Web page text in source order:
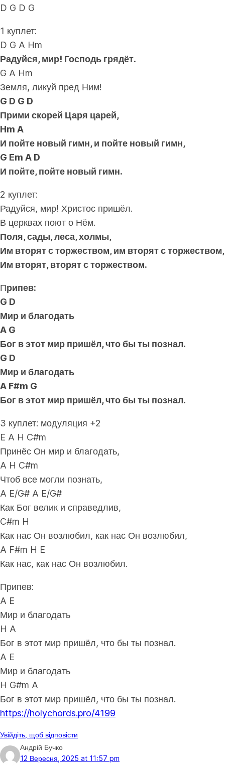
D G D G
1 куплет:
D G A Hm
Радуйся, мир! Господь грядёт.
G A Hm
Земля, ликуй пред Ним!
G D G D
Прими скорей Царя царей,
Hm A
И пойте новый гимн, и пойте новый гимн,
G Em A D
И пойте, пойте новый гимн.
2 куплет:
Радуйся, мир! Христос пришёл.
В церквах поют о Нём.
Поля, сады, леса, холмы,
Им вторят с торжеством, им вторят с торжеством,
Им вторят, вторят с торжеством.
Припев:
G D
Мир и благодать
A G
Бог в этот мир пришёл, что бы ты познал.
G D
Мир и благодать
A F#m G
Бог в этот мир пришёл, что бы ты познал.
3 куплет: модуляция +2
E A H C#m
Принёс Он мир и благодать,
A H C#m
Чтоб все могли познать,
A E/G# A E/G#
Как Бог велик и справедлив,
C#m H
Как нас Он возлюбил, как нас Он возлюбил,
A F#m H E
Как нас, как нас Он возлюбил.
Припев:
A E
Мир и благодать
H A
Бог в этот мир пришёл, что бы ты познал.
A E
Мир и благодать
H G#m A
Бог в этот мир пришёл, что бы ты познал.
https://holychords.pro/4199
Увійдіть, щоб відповісти
Андрій Бучко
12 Вересня, 2025 at 11:57 pm